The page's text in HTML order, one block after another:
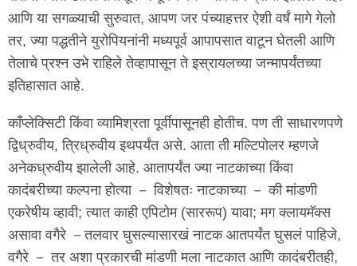
आणि या सगळ्याची सुरुवात, आपण जर पंच्याहत्तर ऐशी वर्षं मागे गेलो
तर, ज्या पद्धतीने युरोपियनांनी मध्यपूर्व आपापसात वाटून घेतली आणि
तेलाचे प्रश्न उभे राहिले तेव्हापासून ते इस्रायलच्या जन्मापर्यंतच्या
इतिहासात आहे.
कॉंप्लेक्सिटी किंवा व्यामिश्रता पूर्वीपासूनही होतीच. पण ती साधारणपणे
द्विध्रुवीय, त्रिध्रुवीय इथपर्यंत असे. आता ती मल्टिपोलर म्हणजे
अनेकध्रुवीय झालेली आहे. आतापर्यंत ज्या नाटकाच्या किंवा
कादंबरीच्या कल्पना होत्या － विशेषतः नाटकाच्या － की मांडणी
एकरेषीय व्हावी; त्यात काही एपिटोम (साररूप) यावा; मग क्लायमॅक्स
असावा वगैरे －तलवार घुसल्यासारखं नाटक आतपर्यंत घुसलं पाहिजे,
वगैरे － तर अशा प्रकारची मांडणी मला नाटकात आणि कादंबरीतही,